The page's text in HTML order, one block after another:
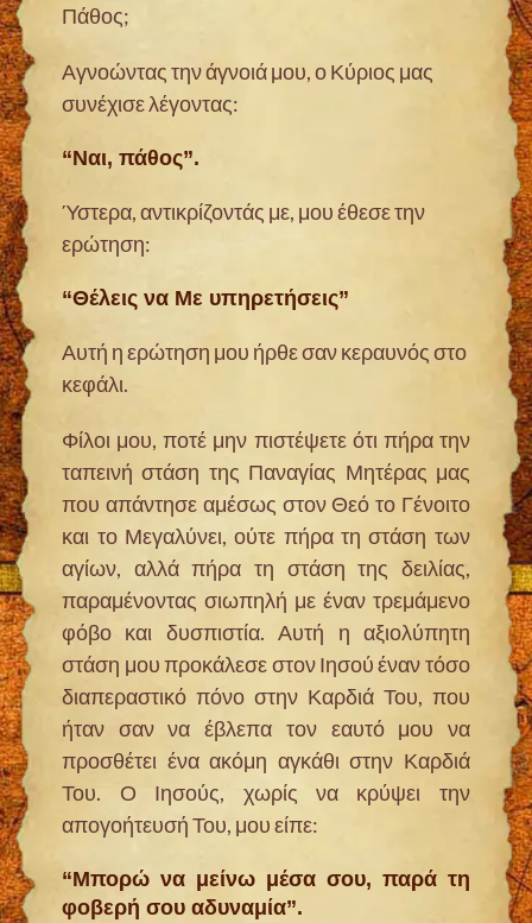
Πάθος;
Αγνοώντας την άγνοιά μου, ο Κύριος μας
συνέχισε λέγοντας:
“Ναι, πάθος”.
Ύστερα, αντικρίζοντάς με, μου έθεσε την
ερώτηση:
“Θέλεις να Με υπηρετήσεις”
Αυτή η ερώτηση μου ήρθε σαν κεραυνός στο
κεφάλι.
Φίλοι μου, ποτέ μην πιστέψετε ότι πήρα την
ταπεινή στάση της Παναγίας Μητέρας μας
που απάντησε αμέσως στον Θεό το Γένοιτο
και το Μεγαλύνει, ούτε πήρα τη στάση των
αγίων, αλλά πήρα τη στάση της δειλίας,
παραμένοντας σιωπηλή με έναν τρεμάμενο
φόβο και δυσπιστία. Αυτή η αξιολύπητη
στάση μου προκάλεσε στον Ιησού έναν τόσο
διαπεραστικό πόνο στην Καρδιά Του, που
ήταν σαν να έβλεπα τον εαυτό μου να
προσθέτει ένα ακόμη αγκάθι στην Καρδιά
Του. Ο Ιησούς, χωρίς να κρύψει την
απογοήτευσή Του, μου είπε:
“Μπορώ να μείνω μέσα σου, παρά τη
φοβερή σου αδυναμία”.